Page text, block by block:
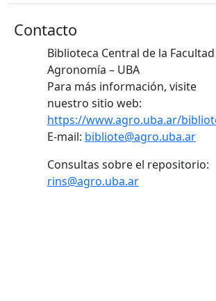
Contacto
Biblioteca Central de la
Agronomía – UBA
Para más información, visite
nuestro sitio web:
https://www.agro.uba.ar/
E-mail: bibliote@agro.uba.ar
Consultas sobre el repositorio:
rins@agro.uba.ar